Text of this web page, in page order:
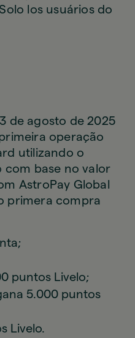
los usuários do
de agosto de 2025
operação
utilizando o
com base no valor
AstroPay Global
primera compra
puntos Livelo;
5.000 puntos
Livelo.